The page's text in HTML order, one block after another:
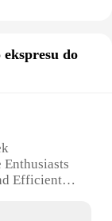
ekspresu do
Enthusiasts
Efficient